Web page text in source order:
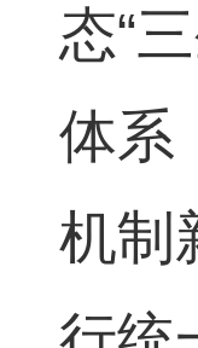
态“
体系
机制